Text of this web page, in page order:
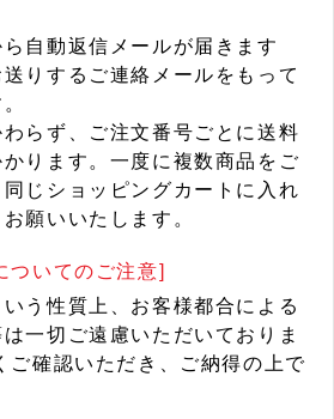
ら自動返信メールが届きます
りするご連絡メールをもって
わらず、ご注文番号ごとに送料
ります。一度に複数商品をご
じショッピングカートに入れ
願いいたします。
ついてのご注意]
いう性質上、お客様都合による
一切ご遠慮いただいておりま
ご確認いただき、ご納得の上で